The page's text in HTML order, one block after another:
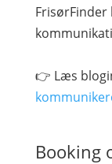
👉 Læs
Booking